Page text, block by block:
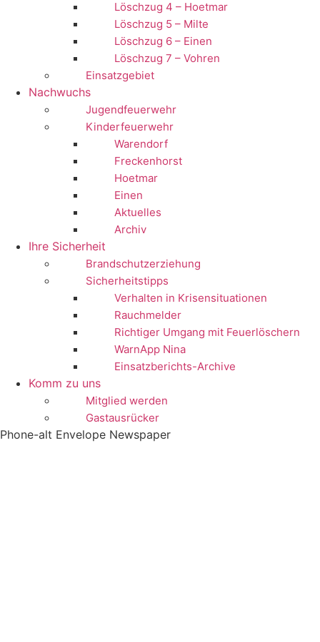
Löschzug 4 – Hoetmar
Löschzug 5 – Milte
Löschzug 6 – Einen
Löschzug 7 – Vohren
Einsatzgebiet
Nachwuchs
Jugendfeuerwehr
Kinderfeuerwehr
Warendorf
Freckenhorst
Hoetmar
Einen
Aktuelles
Archiv
Ihre Sicherheit
Brandschutzerziehung
Sicherheitstipps
Verhalten in Krisensituationen
Rauchmelder
Richtiger Umgang mit Feuerlöschern
WarnApp Nina
Einsatzberichts-Archive
Komm zu uns
Mitglied werden
Gastausrücker
Phone-alt Envelope Newspaper